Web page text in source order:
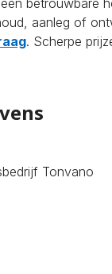
aanleg of
. Scherpe
Tonvano